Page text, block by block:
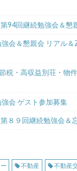
94回継続勉強会＆懇
会＆懇親会 リアル
税・高収益別荘・物
会 ゲスト参加募集
８９回継続勉強会＆
不動産 不動産